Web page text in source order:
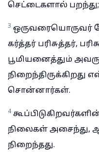
செட்டைகளால் பறந்து;
3 ஒருவரையொருவர்
கர்த்தர் பரிசுத்தர்,
பூமியனைத்தும்
நிறைந்திருக்கிறது
சொன்னார்கள்.
4
நிலைகள் அசைந்து,
நிறைந்தது.